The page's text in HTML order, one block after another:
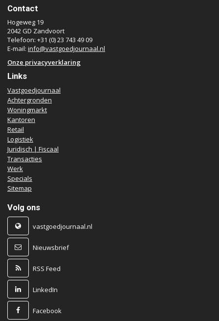
Contact
Hogeweg 19
2042 GD Zandvoort
Telefoon: +31 (0) 23 743 49 09
E-mail: info@vastgoedjournaal.nl
Onze privacyverklaring
Links
Vastgoedjournaal
Achtergronden
Woningmarkt
Kantoren
Retail
Logistiek
Juridisch | Fiscaal
Transacties
Werk
Specials
Sitemap
Volg ons
vastgoedjournaal.nl
Nieuwsbrief
RSS Feed
LinkedIn
Facebook